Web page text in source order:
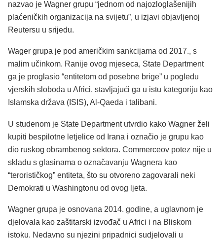
nazvao je Wagner grupu “jednom od najozloglašenijih
plaćeničkih organizacija na svijetu”, u izjavi objavljenoj
Reutersu u srijedu.
Wager grupa je pod američkim sankcijama od 2017., s
malim učinkom. Ranije ovog mjeseca, State Department
ga je proglasio “entitetom od posebne brige” u pogledu
vjerskih sloboda u Africi, stavljajući ga u istu kategoriju kao
Islamska država (ISIS), Al-Qaeda i talibani.
U studenom je State Department utvrdio kako Wagner želi
kupiti bespilotne letjelice od Irana i označio je grupu kao
dio ruskog obrambenog sektora. Commerceov potez nije u
skladu s glasinama o označavanju Wagnera kao
“terorističkog” entiteta, što su otvoreno zagovarali neki
Demokrati u Washingtonu od ovog ljeta.
Wagner grupa je osnovana 2014. godine, a uglavnom je
djelovala kao zaštitarski izvođač u Africi i na Bliskom
istoku. Nedavno su njezini pripadnici sudjelovali u